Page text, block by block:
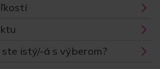
ste istý/-á s výberom?